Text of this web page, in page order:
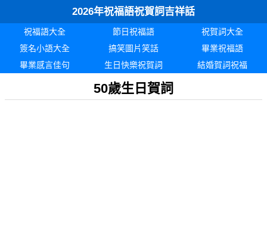
2026年祝福語祝賀詞吉祥話
祝福語大全 節日祝福語
祝賀詞大全
簽名小語大全
搞笑圖片笑話
畢業祝福語
畢業感言佳句
生日快樂祝賀詞 結婚賀詞祝福
50歲生日賀詞